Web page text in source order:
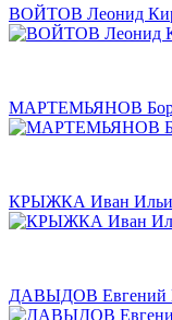
ВОЙТОВ Леонид
МАРТЕМЬЯНОВ
КРЫЖКА Иван
ДАВЫДОВ Евгений